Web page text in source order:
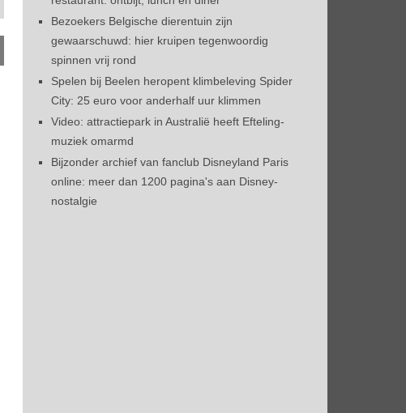
Bezoekers Belgische dierentuin zijn
gewaarschuwd: hier kruipen tegenwoordig
spinnen vrij rond
Spelen bij Beelen heropent klimbeleving Spider
City: 25 euro voor anderhalf uur klimmen
Video: attractiepark in Australië heeft Efteling-
muziek omarmd
Bijzonder archief van fanclub Disneyland Paris
online: meer dan 1200 pagina's aan Disney-
nostalgie